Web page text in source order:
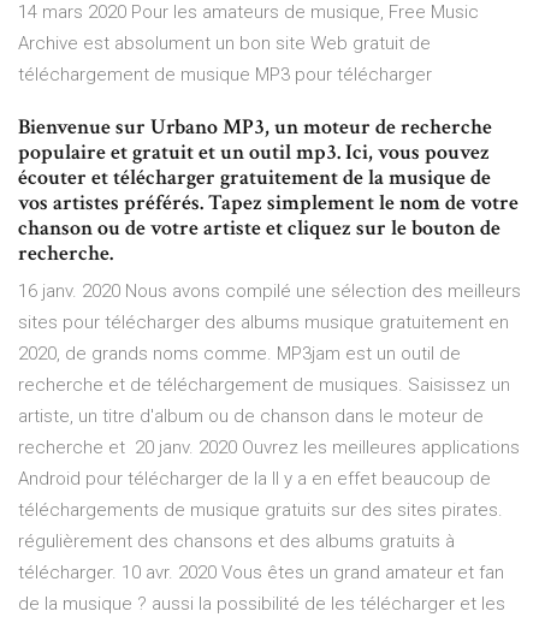
14 mars 2020 Pour les amateurs de musique, Free Music
Archive est absolument un bon site Web gratuit de
téléchargement de musique MP3 pour télécharger
Bienvenue sur Urbano MP3, un moteur de recherche
populaire et gratuit et un outil mp3. Ici, vous pouvez
écouter et télécharger gratuitement de la musique de
vos artistes préférés. Tapez simplement le nom de votre
chanson ou de votre artiste et cliquez sur le bouton de
recherche.
16 janv. 2020 Nous avons compilé une sélection des meilleurs
sites pour télécharger des albums musique gratuitement en
2020, de grands noms comme. MP3jam est un outil de
recherche et de téléchargement de musiques. Saisissez un
artiste, un titre d'album ou de chanson dans le moteur de
recherche et 20 janv. 2020 Ouvrez les meilleures applications
Android pour télécharger de la Il y a en effet beaucoup de
téléchargements de musique gratuits sur des sites pirates.
régulièrement des chansons et des albums gratuits à
télécharger. 10 avr. 2020 Vous êtes un grand amateur et fan
de la musique ? aussi la possibilité de les télécharger et les